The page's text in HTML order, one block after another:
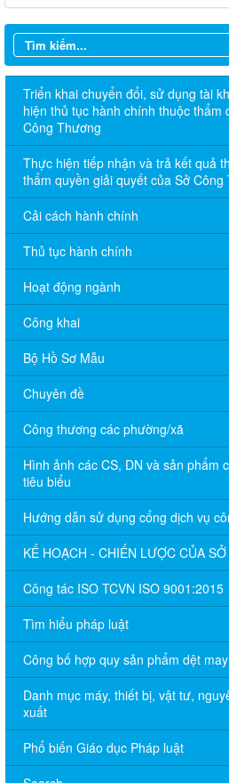
Triển khai chuyển đổi, sử dụng tài
hiện thủ tục hành chính thuộc thẩm
Công Thương
Thực hiện tiếp nhận và trả kết quả
thẩm quyền giải quyết của Sở Công
Cải cách hành chính
Thủ tục hành chính
Hoạt động ngành
Công khai
Bộ Hồ Sơ Mẫu
Chuyên đề
Công thương các phường/xã
Hình ảnh các CS, DN và sản phẩm
tiêu biểu
Hướng dẫn sử dụng cổng dịch vụ
KẾ HOẠCH - CHIẾN LƯỢC CỦA SỞ
Công tác ISO TCVN ISO 9001:2015
Tìm hiểu pháp luật
Công bố hợp quy sản phẩm dệt may
Danh mục máy, thiết bị, vật tư,
xuất
Phổ biến Giáo dục Pháp luật